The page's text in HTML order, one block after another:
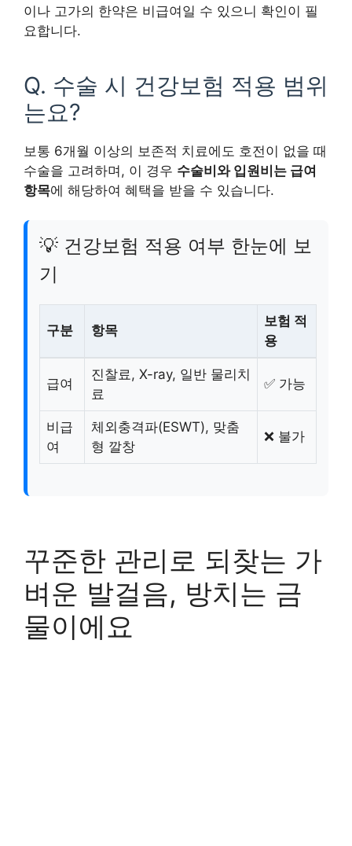
이나 고가의 한약은 비급여일 수 있으니 확인이 필
요합니다.
Q. 수술 시 건강보험 적용 범위
는요?
보통 6개월 이상의 보존적 치료에도 호전이 없을 때
수술을 고려하며, 이 경우 수술비와 입원비는 급여
항목에 해당하여 혜택을 받을 수 있습니다.
💡 건강보험 적용 여부 한눈에 보
기
구분 항목
보험 적
용
급여
진찰료, X-ray, 일반 물리치
료
✅ 가능
비급
여
체외충격파(ESWT), 맞춤
형 깔창
❌ 불가
꾸준한 관리로 되찾는 가
벼운 발걸음, 방치는 금
물이에요